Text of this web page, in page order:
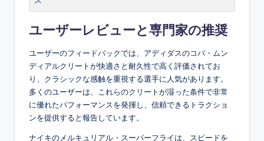
ユーザーレビューと専門家の推奨
ユーザーのフィードバックでは、アディダスのコパ・ムン
ディアルクリートが快適さと耐久性で高く評価されてお
り、クラシックな感触を重視する選手に人気があります。
多くのユーザーは、これらのクリートが湿った条件で非常
に優れたパフォーマンスを発揮し、信頼できるトラクショ
ンを提供すると報告しています。
ナイキのメルキュリアル・スーパーフライは、スピードを